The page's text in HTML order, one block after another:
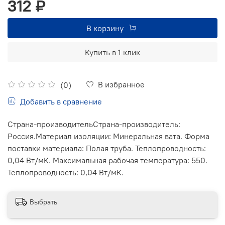
(0)
В избранное
Добавить в сравнение
312 ₽
В корзину
Купить в 1 клик
Страна-производительСтрана-производитель:
Россия.Материал изоляции: Минеральная вата. Форма
поставки материала: Полая труба. Теплопроводность:
0,04 Вт/мК. Максимальная рабочая температура: 550.
Теплопроводность: 0,04 Вт/мК.
Выбрать